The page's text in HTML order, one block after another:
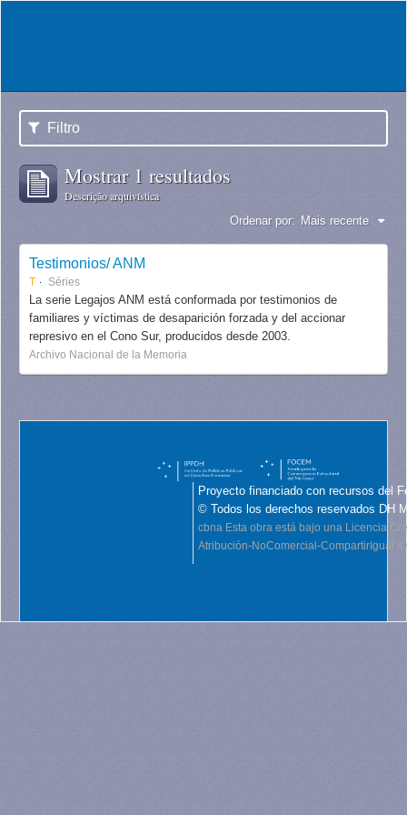
Filtro
Mostrar 1 resultados
Descrição arquivística
Ordenar por: Mais recente
Testimonios/ ANM
T Séries
La serie Legajos ANM está conformada por testimonios de
familiares y víctimas de desaparición forzada y del accionar
represivo en el Cono Sur, producidos desde 2003.
Archivo Nacional de la Memoria
Proyecto financiado con recursos del
© Todos los derechos reservados DH
cbna Esta obra está bajo una Licencia
Atribución-NoComercial-CompartirIgual